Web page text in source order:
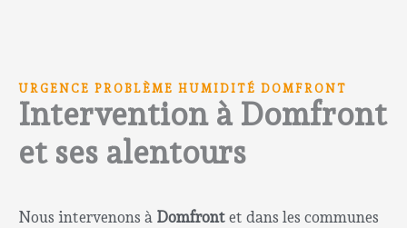
URGENCE PROBLÈME HUMIDITÉ DOMFRONT
Intervention à Domfront
et ses alentours
Nous intervenons à Domfront et dans les communes